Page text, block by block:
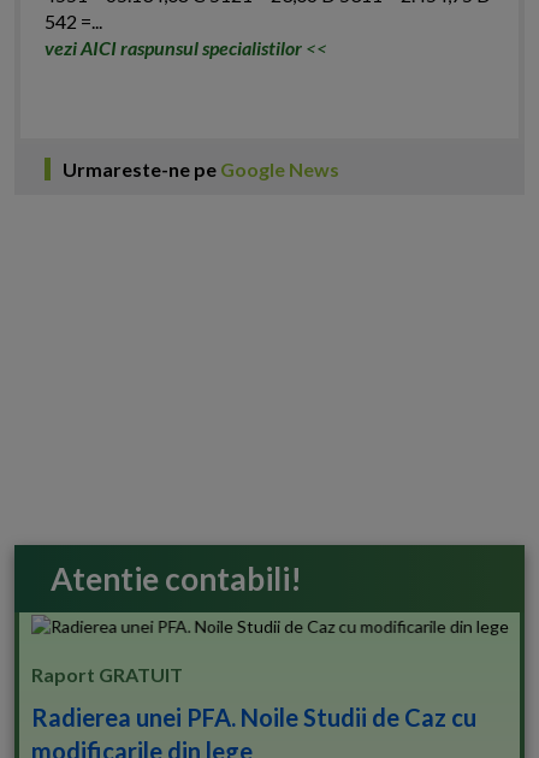
542 =...
vezi AICI raspunsul specialistilor <<
Urmareste-ne pe Google News
Atentie contabili!
Raport GRATUIT
Radierea unei PFA. Noile Studii de Caz cu
modificarile din lege